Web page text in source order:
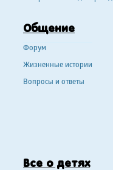
Общение
Форум
Жизненные истории
Вопросы и ответы
Все о детях